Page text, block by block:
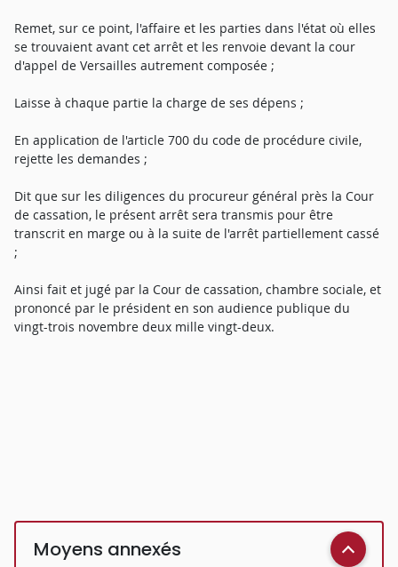
Remet, sur ce point, l'affaire et les parties dans l'état où elles
se trouvaient avant cet arrêt et les renvoie devant la cour
d'appel de Versailles autrement composée ;
Laisse à chaque partie la charge de ses dépens ;
En application de l'article 700 du code de procédure civile,
rejette les demandes ;
Dit que sur les diligences du procureur général près la Cour
de cassation, le présent arrêt sera transmis pour être
transcrit en marge ou à la suite de l'arrêt partiellement cassé
;
Ainsi fait et jugé par la Cour de cassation, chambre sociale, et
prononcé par le président en son audience publique du
vingt-trois novembre deux mille vingt-deux.
Moyens annexés